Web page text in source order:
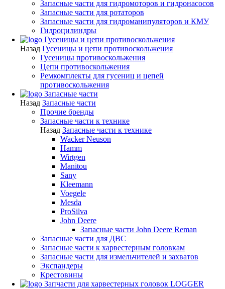
Запасные части для гидромоторов и гидронасосов
Запасные части для ротаторов
Запасные части для гидроманипуляторов и КМУ
Гидроцилиндры
Гусеницы и цепи противоскольжения
Назад Гусеницы и цепи противоскольжения
Гусеницы противоскольжения
Цепи противоскольжения
Ремкомплекты для гусениц и цепей
противоскольжения
Запасные части
Назад Запасные части
Прочие бренды
Запасные части к технике
Назад Запасные части к технике
Wacker Neuson
Hamm
Wirtgen
Manitou
Sany
Kleemann
Voegele
Mesda
ProSilva
John Deere
Запасные части John Deere Reman
Запасные части для ДВС
Запасные части к харвестерным головкам
Запасные части для измельчителей и захватов
Экспандеры
Крестовины
Запчасти для харвестерных головок LOGGER